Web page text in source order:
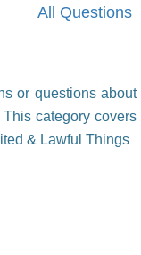
All Questions
or questions about
category covers
& Lawful Things